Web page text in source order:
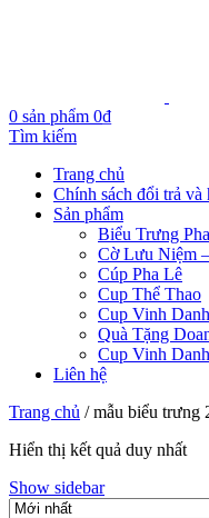
0 sản phẩm 0₫
Tìm kiếm
Trang chủ
Chính sách đổi trả và
Sản phẩm
Biểu Trưng
Cờ Lưu Niệm
Cúp Pha Lê
Cup Thể Thao
Cup Vinh
Quà Tặng
Cup Vinh Danh
Liên hệ
Trang chủ /mẫu biểu trưng
Hiển thị kết quả duy nhất
Show sidebar